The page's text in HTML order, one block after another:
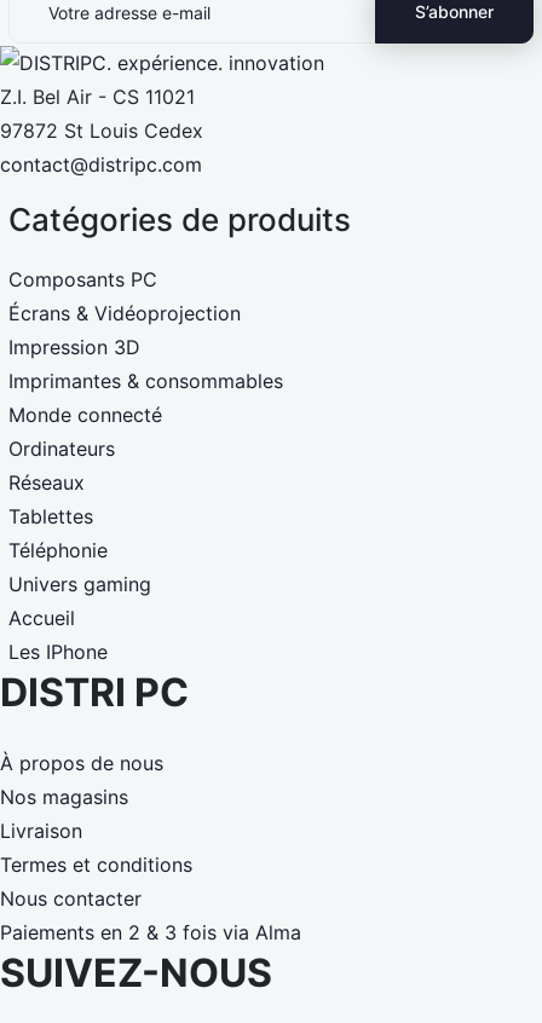
Z.I. Bel Air - CS 11021
97872 St Louis Cedex
contact@distripc.com
Catégories de produits
Composants PC
Écrans & Vidéoprojection
Impression 3D
Imprimantes & consommables
Monde connecté
Ordinateurs
Réseaux
Tablettes
Téléphonie
Univers gaming
Accueil
Les IPhone
DISTRI PC
À propos de nous
Nos magasins
Livraison
Termes et conditions
Nous contacter
Paiements en 2 & 3 fois via Alma
SUIVEZ-NOUS